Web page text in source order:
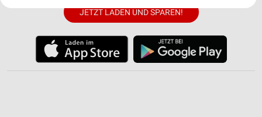
JETZT LADEN UND SPAREN!
Website/App.
Wir nutzen Ihre Daten für folgende Zwecke:
IAB-Verarbeitungszwecke: